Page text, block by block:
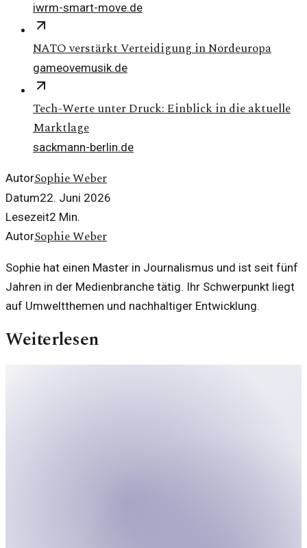
iwrm-smart-move.de
NATO verstärkt Verteidigung in Nordeuropa
gameovemusik.de
Tech-Werte unter Druck: Einblick in die aktuelle
Marktlage
sackmann-berlin.de
AutorSophie Weber
Datum22. Juni 2026
Lesezeit2 Min.
AutorSophie Weber
Sophie hat einen Master in Journalismus und ist seit fünf
Jahren in der Medienbranche tätig. Ihr Schwerpunkt liegt
auf Umweltthemen und nachhaltiger Entwicklung.
Weiterlesen